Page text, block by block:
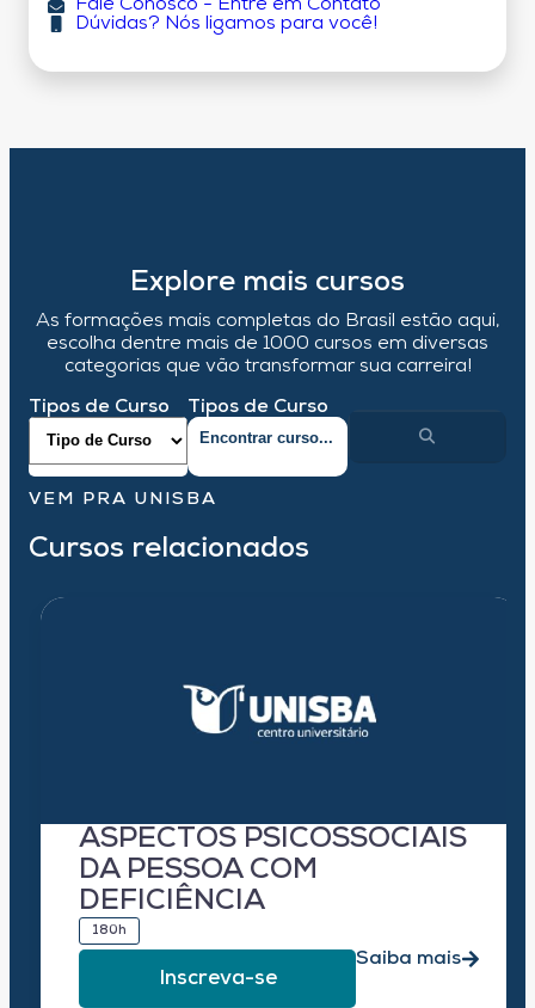
Fale Conosco - Entre em Contato
Dúvidas? Nós ligamos para você!
Explore mais cursos
As formações mais completas do Brasil estão aqui,
escolha dentre mais de 1000 cursos em diversas
categorias que vão transformar sua carreira!
Tipos de Curso Tipos de Curso
VEM PRA UNISBA
Cursos relacionados
ASPECTOS PSICOSSOCIAIS
DA PESSOA COM
DEFICIÊNCIA
180h
Inscreva-se
Saiba mais